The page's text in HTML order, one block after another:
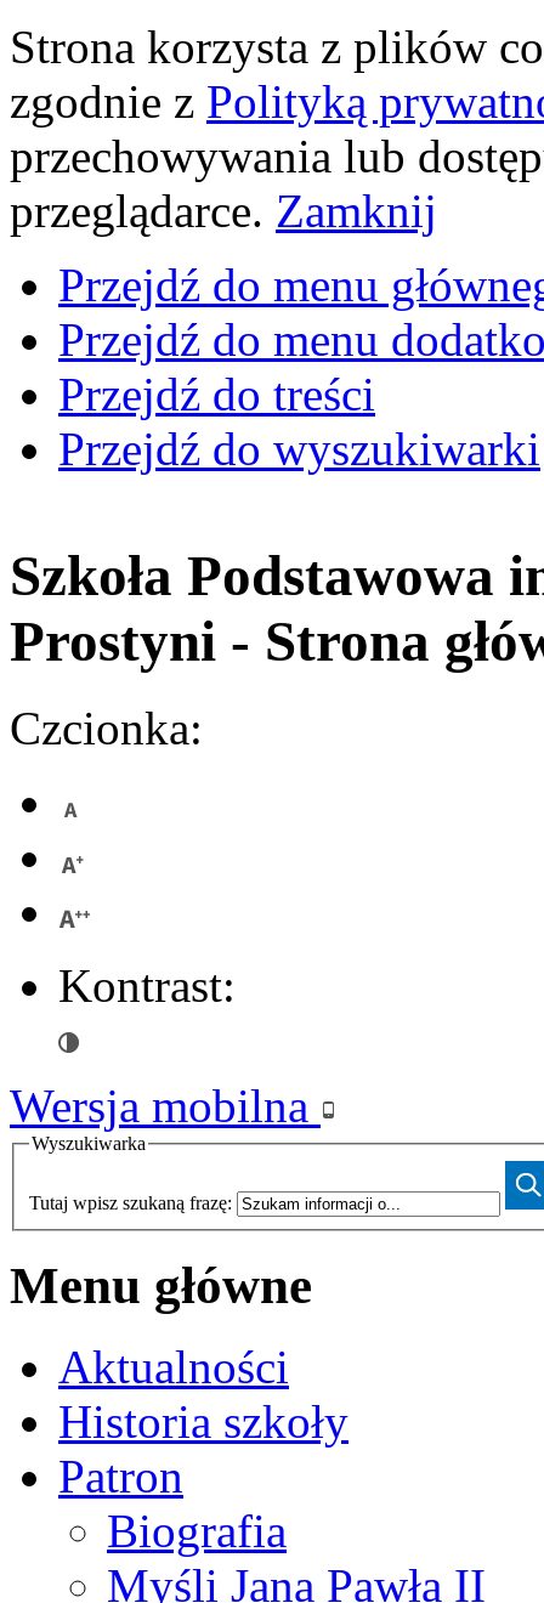
Strona korzysta z plików
zgodnie z Polityką
przechowywania lub
przeglądarce. Zamknij
Przejdź do menu
Przejdź do menu
Przejdź do treści
Przejdź do wyszukiwarki
Szkoła Podstawowa
Prostyni - Strona
Czcionka:
Kontrast:
Wersja mobilna
Wyszukiwarka
Tutaj wpisz szukaną frazę:
Menu główne
Aktualności
Historia szkoły
Patron
Biografia
Myśli Jana Pawła II